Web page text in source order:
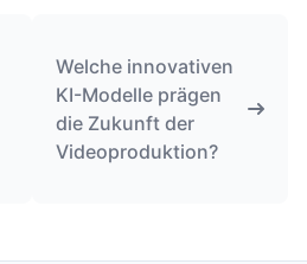
Welche innovativen
KI-Modelle prägen
die Zukunft der
Videoproduktion?